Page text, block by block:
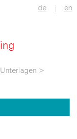
de | en
Unterlagen >